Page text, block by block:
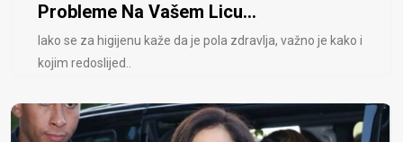
Probleme Na Vašem Licu...
Iako se za higijenu kaže da je pola zdravlja, važno je kako i
kojim redoslijed..